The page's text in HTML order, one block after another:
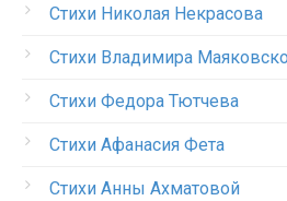
Стихи Николая Некрасова
Стихи Владимира
Стихи Федора Тютчева
Стихи Афанасия Фета
Стихи Анны Ахматовой